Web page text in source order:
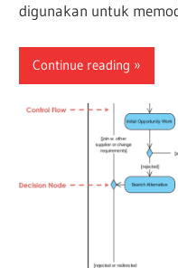
digunakan untuk
Continue reading